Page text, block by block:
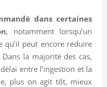
dans certaines
, notamment lorsqu’un
qu’il peut encore réduire
Dans la majorité des cas,
entre l’ingestion et la
plus on agit tôt, mieux